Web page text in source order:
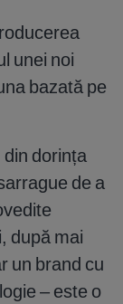
unei noi
bazată pe
dorința
de a
după mai
un brand cu
– este o